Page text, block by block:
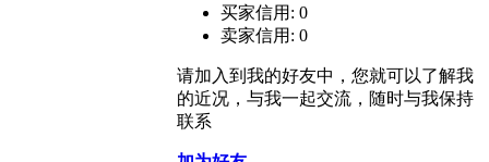
买家信用: 0
卖家信用: 0
请加入到我的好友中，您就可以了解我
的近况，与我一起交流，随时与我保持
联系